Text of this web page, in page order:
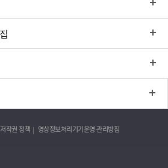
저작권 정책 영상정보처리기기운영·관리방침